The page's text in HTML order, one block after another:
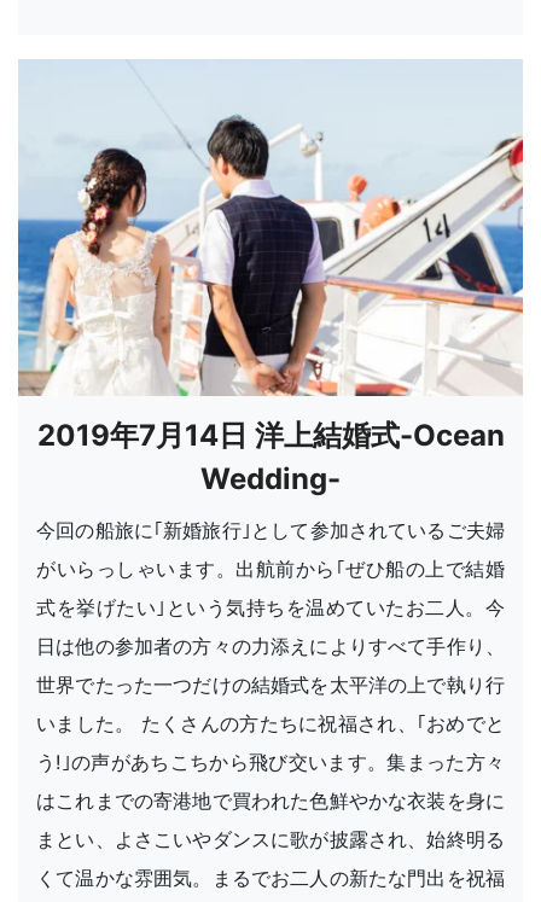
2019年7月14日 洋上結婚式-Ocean
Wedding-
今回の船旅に｢新婚旅行｣として参加されているご夫婦
がいらっしゃいます。出航前から｢ぜひ船の上で結婚
式を挙げたい｣という気持ちを温めていたお二人。今
日は他の参加者の方々の力添えによりすべて手作り、
世界でたった一つだけの結婚式を太平洋の上で執り行
いました。 たくさんの方たちに祝福され、｢おめでと
う!｣の声があちこちから飛び交います。集まった方々
はこれまでの寄港地で買われた色鮮やかな衣装を身に
まとい、よさこいやダンスに歌が披露され、始終明る
くて温かな雰囲気。まるでお二人の新たな門出を祝福